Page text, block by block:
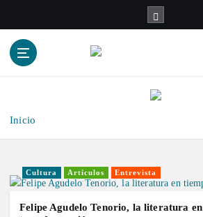
Inicio
Cultura Artículos Entrevista
Felipe Agudelo Tenorio, la literatura